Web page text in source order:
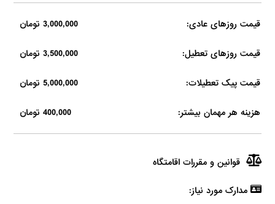
قیمت روزهای عادی: 3,000,000 تومان
قیمت روزهای تعطیل: 3,500,000 تومان
قیمت پیک تعطیلات: 5,000,000 تومان
هزینه هر مهمان بیشتر: 400,000 تومان
قوانین و مقررات اقامتگاه
مدارک مورد نیاز: